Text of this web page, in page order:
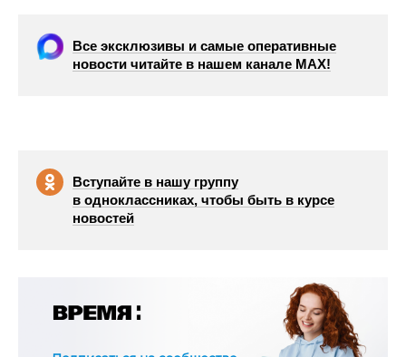
Все эксклюзивы и самые оперативные
новости читайте в нашем канале МАХ!
Вступайте в нашу группу
в одноклассниках, чтобы быть в курсе
новостей